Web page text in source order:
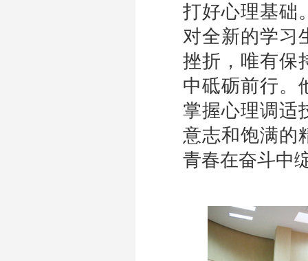
打好心理基础
对全新的学习
挫折，唯有保
中砥砺前行。
掌握心理调适
意志和饱满的
青春在奋斗中